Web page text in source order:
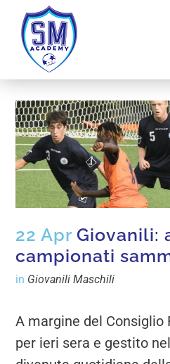
22 Apr Giovanili:
campionati
in Giovanili Maschili
A margine del Consiglio
per ieri sera e gestito